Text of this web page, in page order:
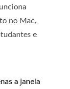
no Mac,
e
a janela